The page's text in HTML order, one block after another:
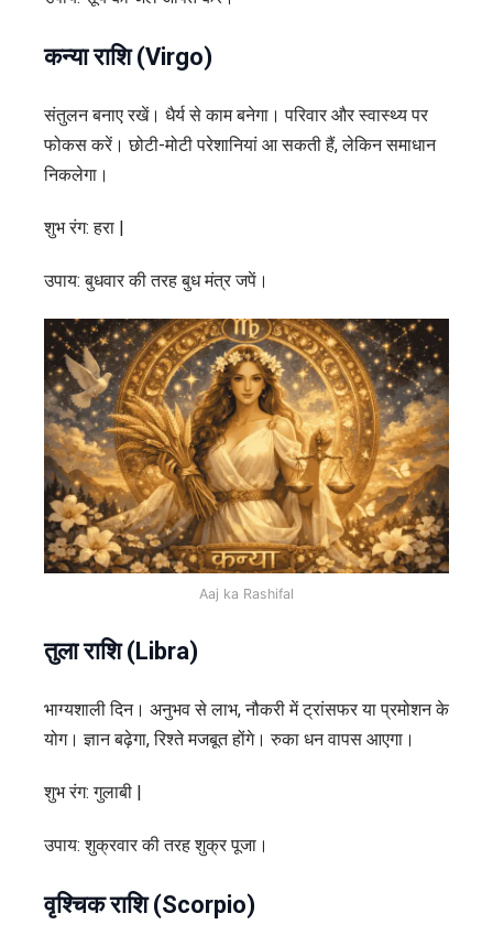
कन्या राशि (Virgo)
संतुलन बनाए रखें। धैर्य से काम बनेगा। परिवार और स्वास्थ्य पर
फोकस करें। छोटी-मोटी परेशानियां आ सकती हैं, लेकिन समाधान
निकलेगा।
शुभ रंग: हरा |
उपाय: बुधवार की तरह बुध मंत्र जपें।
Aaj ka Rashifal
तुला राशि (Libra)
भाग्यशाली दिन। अनुभव से लाभ, नौकरी में ट्रांसफर या प्रमोशन के
योग। ज्ञान बढ़ेगा, रिश्ते मजबूत होंगे। रुका धन वापस आएगा।
शुभ रंग: गुलाबी |
उपाय: शुक्रवार की तरह शुक्र पूजा।
वृश्चिक राशि (Scorpio)